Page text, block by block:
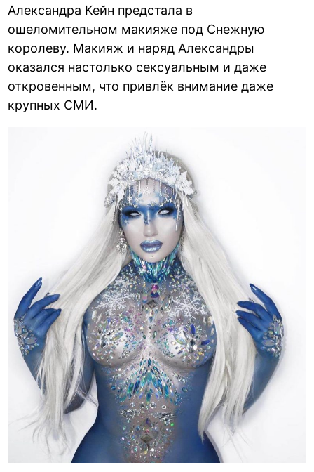
Александра Кейн предстала в
ошеломительном макияже под Снежную
королеву. Макияж и наряд Александры
оказался настолько сексуальным и даже
откровенным, что привлёк внимание даже
крупных СМИ.